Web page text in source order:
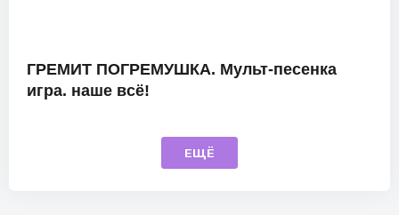
ГРЕМИТ ПОГРЕМУШКА. Мульт-песенка
игра. наше всё!
ЕЩЁ